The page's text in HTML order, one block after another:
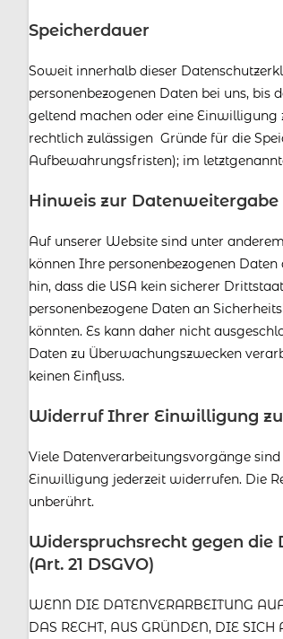
Speicherdauer
Soweit innerhalb dieser
personenbezogenen Daten bei uns,
geltend machen oder eine
rechtlich zulässigen Gründe für die
Aufbewahrungsfristen); im
Hinweis zur Datenweitergabe
Auf unserer Website sind unter
können Ihre personenbezogenen
hin, dass die USA kein sicherer
personenbezogene Daten an
könnten. Es kann daher nicht
Daten zu Überwachungszwecken
keinen Einfluss.
Widerruf Ihrer Einwilligung
Viele Datenverarbeitungsvorgänge
Einwilligung jederzeit widerrufen. Die
unberührt.
Widerspruchsrecht gegen
(Art. 21 DSGVO)
WENN DIE DATENVERARBEITUNG
DAS RECHT, AUS GRÜNDEN, DIE